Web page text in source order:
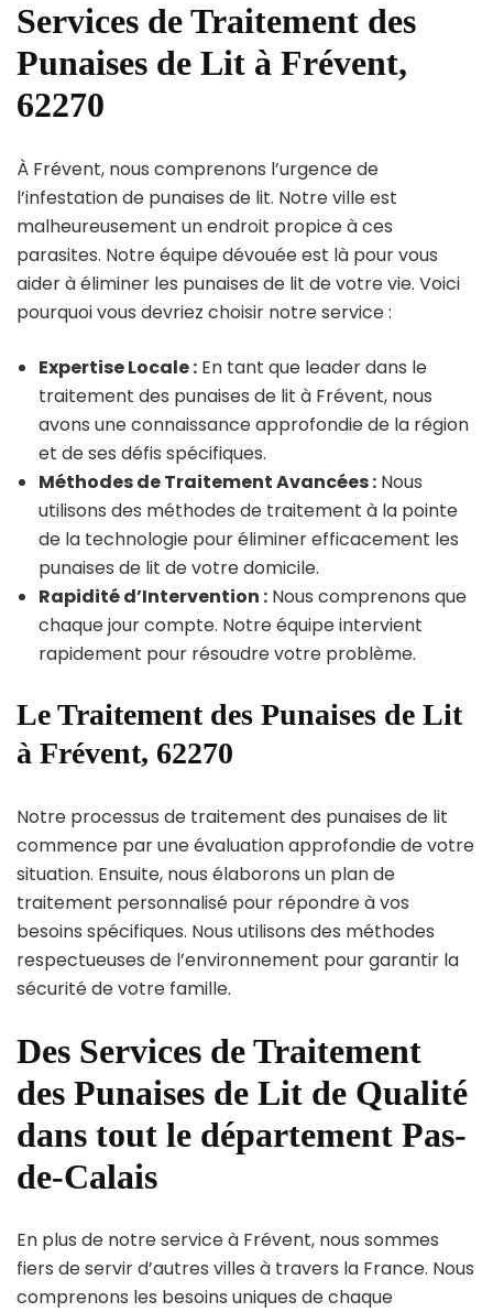
Services de Traitement des
Punaises de Lit à Frévent,
62270
À Frévent, nous comprenons l’urgence de
l’infestation de punaises de lit. Notre ville est
malheureusement un endroit propice à ces
parasites. Notre équipe dévouée est là pour vous
aider à éliminer les punaises de lit de votre vie. Voici
pourquoi vous devriez choisir notre service :
Expertise Locale : En tant que leader dans le
traitement des punaises de lit à Frévent, nous
avons une connaissance approfondie de la région
et de ses défis spécifiques.
Méthodes de Traitement Avancées : Nous
utilisons des méthodes de traitement à la pointe
de la technologie pour éliminer efficacement les
punaises de lit de votre domicile.
Rapidité d’Intervention : Nous comprenons que
chaque jour compte. Notre équipe intervient
rapidement pour résoudre votre problème.
Le Traitement des Punaises de Lit
à Frévent, 62270
Notre processus de traitement des punaises de lit
commence par une évaluation approfondie de votre
situation. Ensuite, nous élaborons un plan de
traitement personnalisé pour répondre à vos
besoins spécifiques. Nous utilisons des méthodes
respectueuses de l’environnement pour garantir la
sécurité de votre famille.
Des Services de Traitement
des Punaises de Lit de Qualité
dans tout le département Pas-
de-Calais
En plus de notre service à Frévent, nous sommes
fiers de servir d’autres villes à travers la France. Nous
comprenons les besoins uniques de chaque